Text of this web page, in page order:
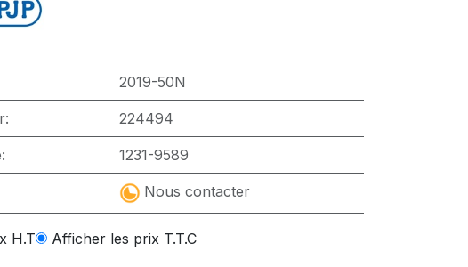
2019-50N
224494
1231-9589
Nous contacter
H.T Afficher les prix T.T.C